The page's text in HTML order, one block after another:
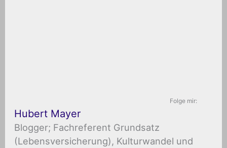
Folge mir:
Hubert Mayer
Blogger; Fachreferent Grundsatz
(Lebensversicherung), Kulturwandel und